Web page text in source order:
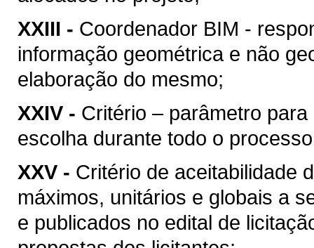
XXIII - Coordenador BIM -
informação geométrica e não
elaboração do mesmo;
XXIV - Critério – parâmetro
escolha durante todo o
XXV - Critério de aceitabilidade
máximos, unitários e globais a
e publicados no edital de